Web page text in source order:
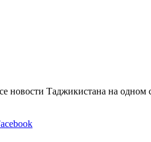
новости Таджикистана на одном